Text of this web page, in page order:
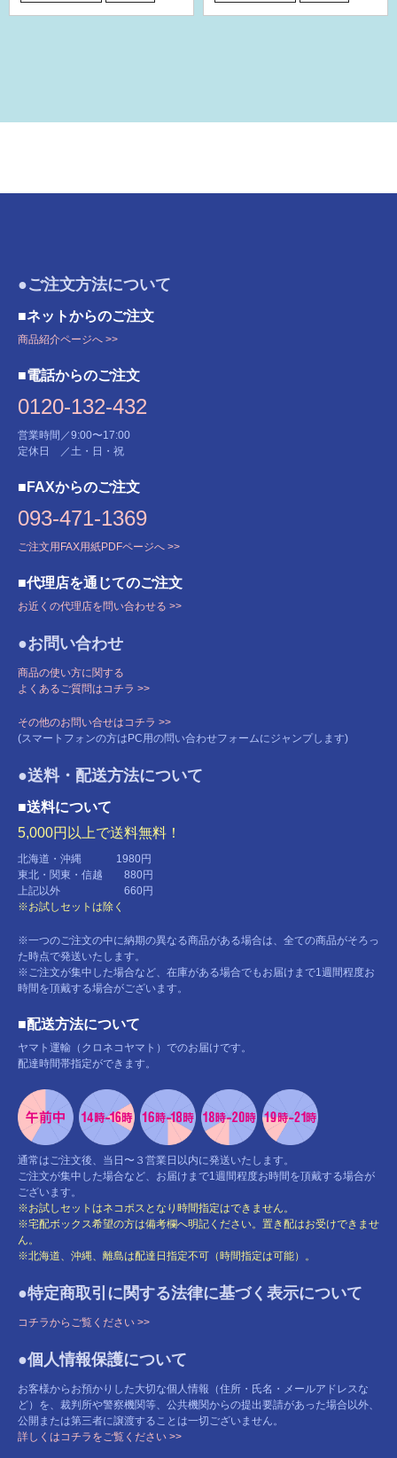
●ご注文方法について
■ネットからのご注文
商品紹介ページへ >>
■電話からのご注文
0120-132-432
営業時間／9:00〜17:00
定休日 ／土・日・祝
■FAXからのご注文
093-471-1369
ご注文用FAX用紙PDFページへ >>
■代理店を通じてのご注文
お近くの代理店を問い合わせる >>
●お問い合わせ
商品の使い方に関する
よくあるご質問はコチラ >>
その他のお問い合せはコチラ >>
(スマートフォンの方はPC用の問い合わせフォームにジャンプします)
●送料・配送方法について
■送料について
5,000円以上で送料無料！
北海道・沖縄 1980円
東北・関東・信越 880円
上記以外 660円
※お試しセットは除く
※一つのご注文の中に納期の異なる商品がある場合は、全ての商品がそろっ
た時点で発送いたします。
※ご注文が集中した場合など、在庫がある場合でもお届けまで1週間程度お
時間を頂戴する場合がございます。
■配送方法について
ヤマト運輸（クロネコヤマト）でのお届けです。
配達時間帯指定ができます。
通常はご注文後、当日〜３営業日以内に発送いたします。
ご注文が集中した場合など、お届けまで1週間程度お時間を頂戴する場合が
ございます。
※お試しセットはネコポスとなり時間指定はできません。
※宅配ボックス希望の方は備考欄へ明記ください。置き配はお受けできませ
ん。
※北海道、沖縄、離島は配達日指定不可（時間指定は可能）。
●特定商取引に関する法律に基づく表示について
コチラからご覧ください >>
●個人情報保護について
お客様からお預かりした大切な個人情報（住所・氏名・メールアドレスな
ど）を、裁判所や警察機関等、公共機関からの提出要請があった場合以外、
公開または第三者に譲渡することは一切ございません。
詳しくはコチラをご覧ください >>